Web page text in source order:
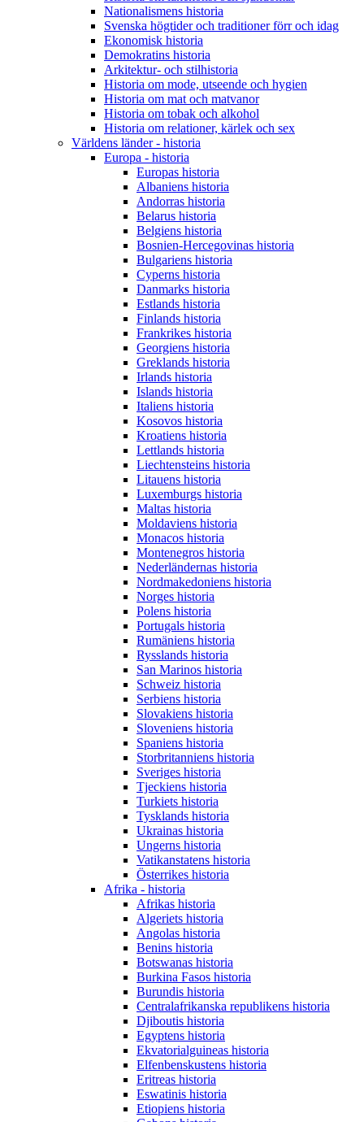
Nationalismens historia
Svenska högtider och traditioner förr och idag
Ekonomisk historia
Demokratins historia
Arkitektur- och stilhistoria
Historia om mode, utseende och hygien
Historia om mat och matvanor
Historia om tobak och alkohol
Historia om relationer, kärlek och sex
Världens länder - historia
Europa - historia
Europas historia
Albaniens historia
Andorras historia
Belarus historia
Belgiens historia
Bosnien-Hercegovinas historia
Bulgariens historia
Cyperns historia
Danmarks historia
Estlands historia
Finlands historia
Frankrikes historia
Georgiens historia
Greklands historia
Irlands historia
Islands historia
Italiens historia
Kosovos historia
Kroatiens historia
Lettlands historia
Liechtensteins historia
Litauens historia
Luxemburgs historia
Maltas historia
Moldaviens historia
Monacos historia
Montenegros historia
Nederländernas historia
Nordmakedoniens historia
Norges historia
Polens historia
Portugals historia
Rumäniens historia
Rysslands historia
San Marinos historia
Schweiz historia
Serbiens historia
Slovakiens historia
Sloveniens historia
Spaniens historia
Storbritanniens historia
Sveriges historia
Tjeckiens historia
Turkiets historia
Tysklands historia
Ukrainas historia
Ungerns historia
Vatikanstatens historia
Österrikes historia
Afrika - historia
Afrikas historia
Algeriets historia
Angolas historia
Benins historia
Botswanas historia
Burkina Fasos historia
Burundis historia
Centralafrikanska republikens historia
Djiboutis historia
Egyptens historia
Ekvatorialguineas historia
Elfenbenskustens historia
Eritreas historia
Eswatinis historia
Etiopiens historia